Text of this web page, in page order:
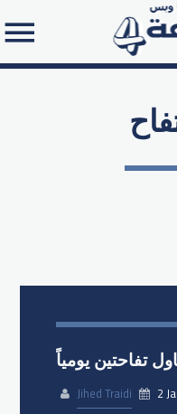
تفاحتين يومياً
Jihed Traidi
2